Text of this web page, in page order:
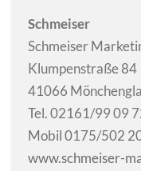
Schmeiser
Schmeiser
Klumpenstraße 84
41066
Tel. 02161/99 09
Mobil 0175/502
www.schmeiser-